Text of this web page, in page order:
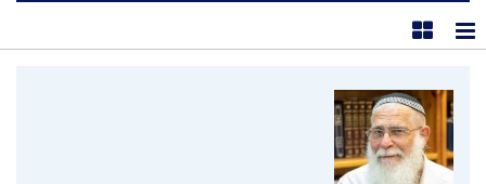
תצוגת רשימה
תצוגת קוביות